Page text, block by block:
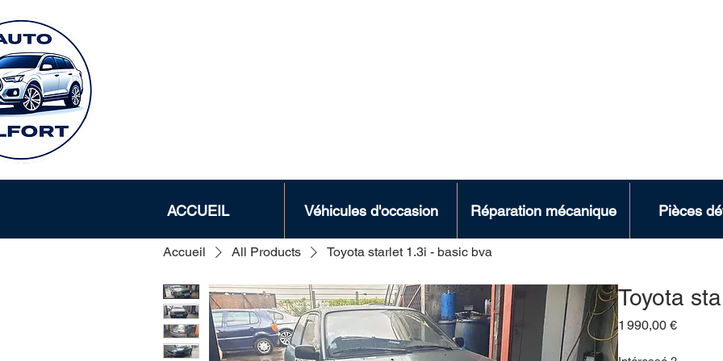
ACCUEIL Véhicules d'occasion Réparation mécanique Pièces
Accueil All Products Toyota starlet 1.3i - basic bva
Toyota
1 990,00 €Prix